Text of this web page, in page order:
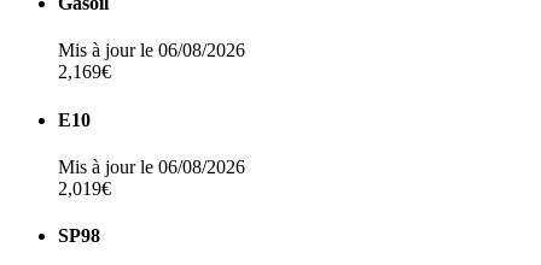
Mis à jour le 06/08/2026
2,169€
E10
Mis à jour le 06/08/2026
2,019€
SP98